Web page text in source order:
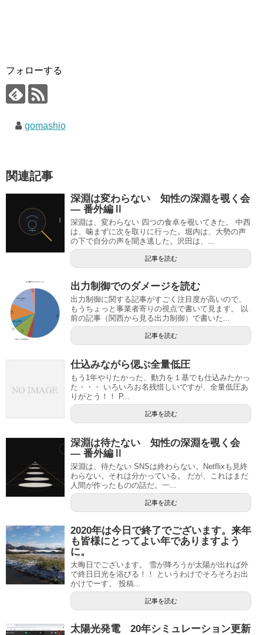
フォローする
gomashio
関連記事
深淵は変わらない 知性の深淵を覗く会
— 番外編Ⅱ
深淵は、変わらない 四つの食卓を覗いてきた。 中西
は、噛まずに次を取りに行った。堀内は、大勢の声
の下で自分の声を聞き逃した。沢田は、...
記事を読む
出力制御でのダメージを読む
出力制御に関する記事がすごく注目度が高いので、
もうちょっと事業者寄りの視点で書いて見ます。 以
前の記事（関西から見る出力制御）で書いた...
記事を読む
仕込みながら偲ぶ全量低圧
もう1年やりたかった、動力を１基でも仕込みたかっ
た・・・ いろいろお名残惜しいですが、全量低圧あ
りがとう！！ P...
記事を読む
深淵は待たない 知性の深淵を覗く会
— 番外編Ⅱ
深淵は、待たない SNSは終わらない。Netflixも見終
わらない。それは分かっている。 だが、これはまだ
人間が作ったものの話だ。一...
記事を読む
2020年は今日で終了でございます。来年
も皆様にとってよい年でありますよう
に。
大晦日でございます。 雪が降ろうが太陽が出れば外
で終日日光を浴びる！！ というわけでそろそろお出
かけでーす。 投稿...
記事を読む
太陽光発電 20年シミュレーション更新